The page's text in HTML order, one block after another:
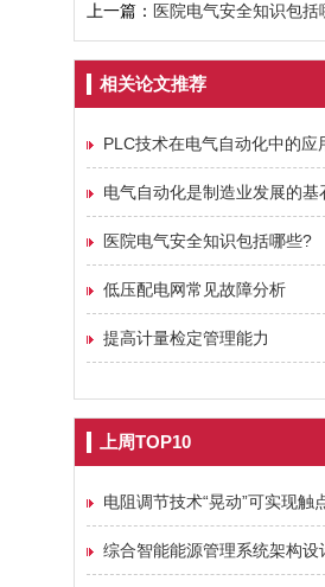
上一篇： 医院电气安全知识包括
相关论文推荐
PLC技术在电气自动化中的应
电气自动化是制造业发展的基
医院电气安全知识包括哪些?
低压配电网常见故障分析
提高计量检定管理能力
上周TOP10
电阻调节技术“晃动”可实现触
综合智能能源管理系统架构设